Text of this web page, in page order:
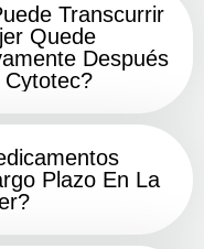
Transcurrir
Quede
Después
Cytotec?
Plazo En La